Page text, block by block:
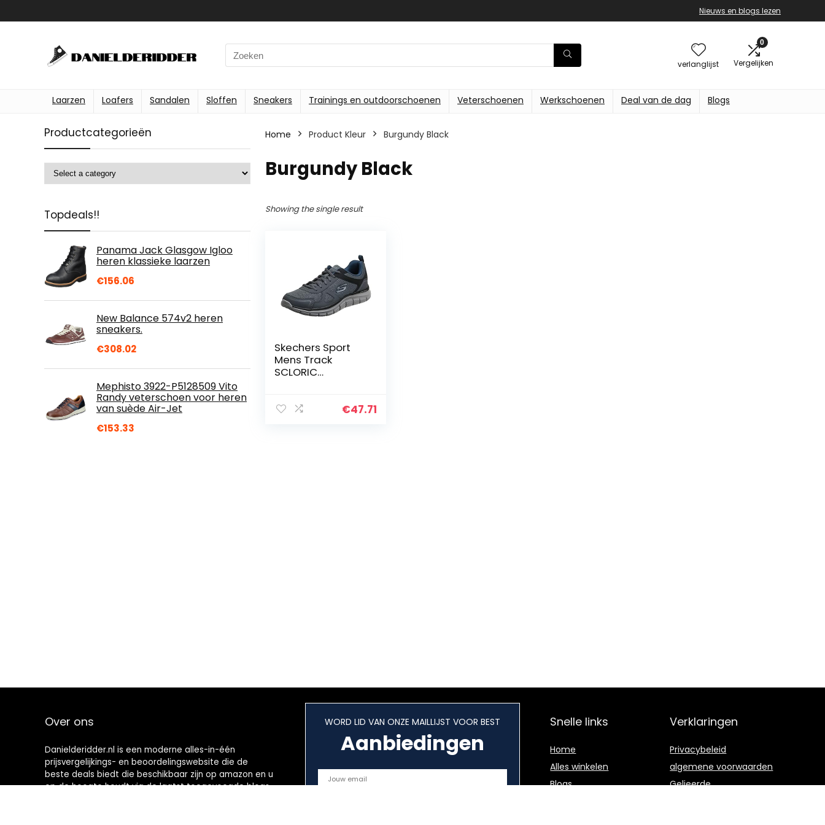
Nieuws en blogs lezen
Search
for:
verlanglijst
0
Vergelijken
Laarzen Loafers Sandalen Sloffen Sneakers Trainings en outdoorschoenen Veterschoenen Werkschoenen Deal van de dag Blogs
Productcategorieën
Topdeals!!
Panama Jack Glasgow Igloo
heren klassieke laarzen
€156.06
New Balance 574v2 heren
sneakers.
€308.02
Mephisto 3922-P5128509 Vito
Randy veterschoen voor heren
van suède Air-Jet
€153.33
Home Product Kleur Burgundy Black
Burgundy Black
Showing the single result
Skechers Sport
Mens Track
SCLORIC
Heren Grijs
€47.71
Over ons
Danielderidder.nl is een moderne alles-in-één
prijsvergelijkings- en beoordelingswebsite die de
beste deals biedt die beschikbaar zijn op amazon en u
op de hoogte houdt via de laatst toegevoegde blogs.
WORD LID VAN ONZE MAILLIJST VOOR BEST
Aanbiedingen
Snelle links
Home
Alles winkelen
Blogs
Verklaringen
Privacybeleid
algemene voorwaarden
Gelieerde